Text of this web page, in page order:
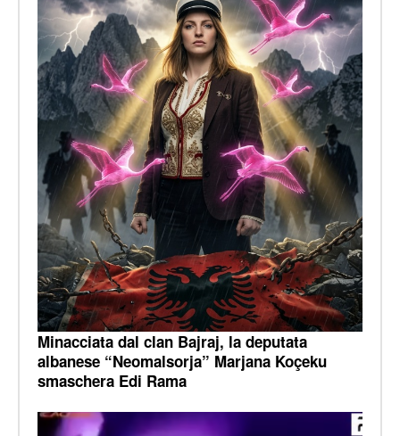
Minacciata dal clan Bajraj, la deputata
albanese “Neomalsorja” Marjana Koçeku
smaschera Edi Rama